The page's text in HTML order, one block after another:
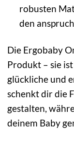
robusten
den
Die Ergobaby
Produkt – sie
glückliche und
schenkt dir die
gestalten,
deinem Baby